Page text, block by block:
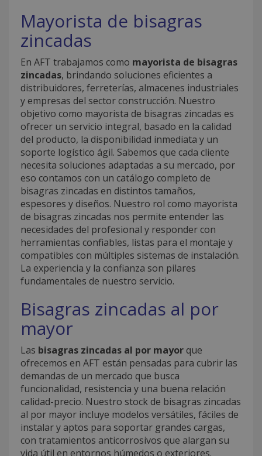
Mayorista de bisagras
zincadas
En AFT trabajamos como mayorista de bisagras
zincadas, brindando soluciones eficientes a
distribuidores, ferreterías, almacenes industriales
y empresas del sector construcción. Nuestro
objetivo como mayorista de bisagras zincadas es
ofrecer un servicio integral, basado en la calidad
del producto, la disponibilidad inmediata y un
soporte logístico ágil. Sabemos que cada cliente
necesita soluciones adaptadas a su mercado, por
eso contamos con un catálogo completo de
bisagras zincadas en distintos tamaños,
espesores y diseños. Nuestro rol como mayorista
de bisagras zincadas nos permite entender las
necesidades del profesional y responder con
herramientas confiables, listas para el montaje y
compatibles con múltiples sistemas de instalación.
La experiencia y la confianza son pilares
fundamentales de nuestro servicio.
Bisagras zincadas al por
mayor
Las bisagras zincadas al por mayorque
ofrecemos en AFT están pensadas para cubrir las
demandas de un mercado que busca
funcionalidad, resistencia y una buena relación
calidad-precio. Nuestro stock de bisagras zincadas
al por mayor incluye modelos versátiles, fáciles de
instalar y aptos para soportar grandes cargas,
con tratamientos anticorrosivos que alargan su
vida útil en entornos húmedos o exteriores.